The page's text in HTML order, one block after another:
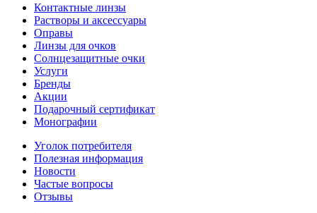
Контактные линзы
Растворы и аксессуары
Оправы
Линзы для очков
Солнцезащитные очки
Услуги
Бренды
Акции
Подарочный сертификат
Монографии
Уголок потребителя
Полезная информация
Новости
Частые вопросы
Отзывы